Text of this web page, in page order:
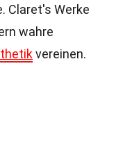
Claret's Werke
wahre
vereinen.